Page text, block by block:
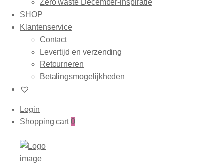
Zero waste December-inspiratie
SHOP
Klantenservice
Contact
Levertijd en verzending
Retourneren
Betalingsmogelijkheden
Login
Shopping cart 0